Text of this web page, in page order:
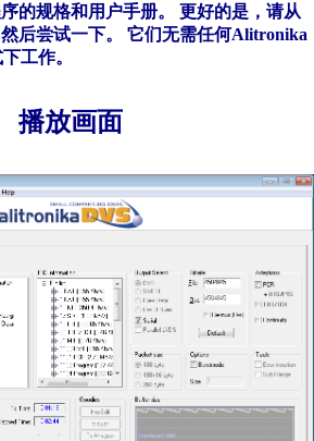
的规格和用户手册。 更好的是，请从
后尝试一下。 它们无需任何Alitronika
工作。
播放画面